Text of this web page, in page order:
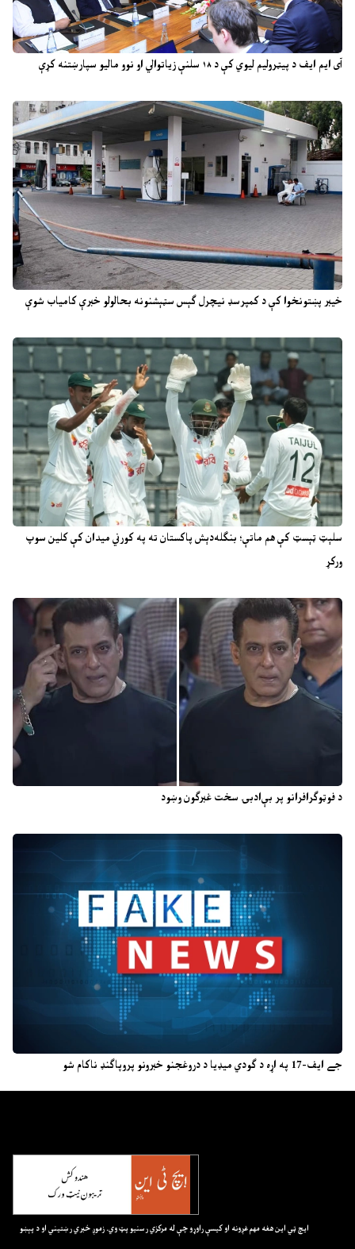
آی ایم ایف د پیټرولیم لیوي کې د ۱۸ سلنې زیاتوالي او نوو مالیو سپارښتنه کړې
خیبر پښتونخوا کې د کمپرسډ نیچرل ګېس سټېشنونه بحالولو خبرې کامیاب شوې
سلېټ ټېسټ کې هم ماتې؛ بنګله‌دېش پاکستان ته په کورني میدان کې کلین سوپ
ورکړ
د فوټوګرافرانو پر بې‌ادبۍ سخت غبرګون وښود
جے ایف-17 په اړه د ګودي میډیا د دروغجنو خبرونو پروپاګنډ ناکام شو
ايچ ټي اين هغه مهم غږونه او کيسې راوړو چې له مرکزي رسنيو پټ وي. زموږ خبري رښتيني او د پېښو